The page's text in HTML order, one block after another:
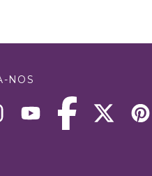
NOS